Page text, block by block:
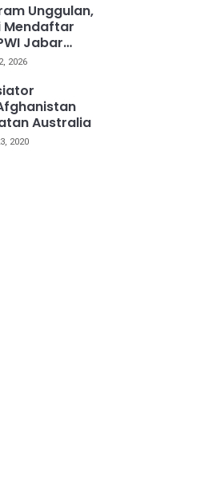
Unggulan,
Mendaftar
Jabar
2026
Australia
2020